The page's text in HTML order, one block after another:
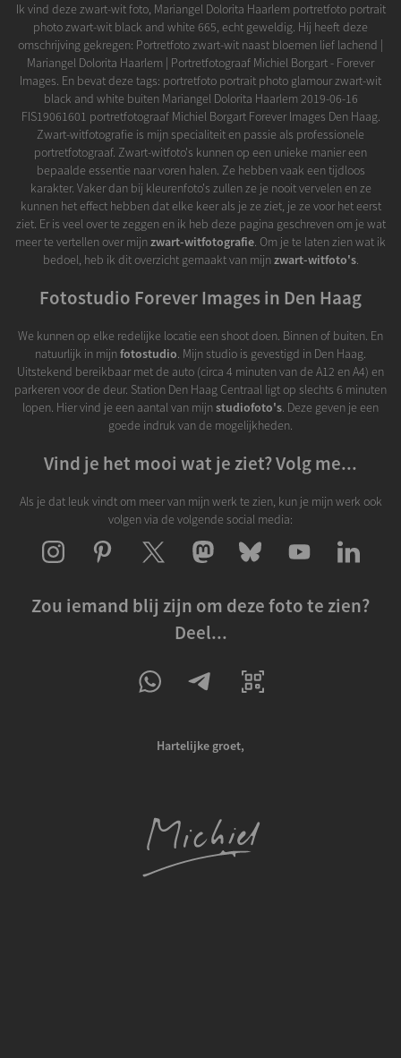
Ik vind deze zwart-wit foto, Mariangel Dolorita Haarlem portretfoto portrait
photo zwart-wit black and white 665, echt geweldig. Hij heeft deze
omschrijving gekregen: Portretfoto zwart-wit naast bloemen lief lachend |
Mariangel Dolorita Haarlem | Portretfotograaf Michiel Borgart - Forever
Images. En bevat deze tags: portretfoto portrait photo glamour zwart-wit
black and white buiten Mariangel Dolorita Haarlem 2019-06-16
FIS19061601 portretfotograaf Michiel Borgart Forever Images Den Haag.
Zwart-witfotografie is mijn specialiteit en passie als professionele
portretfotograaf. Zwart-witfoto's kunnen op een unieke manier een
bepaalde essentie naar voren halen. Ze hebben vaak een tijdloos
karakter. Vaker dan bij kleurenfoto's zullen ze je nooit vervelen en ze
kunnen het effect hebben dat elke keer als je ze ziet, je ze voor het eerst
ziet. Er is veel over te zeggen en ik heb deze pagina geschreven om je wat
meer te vertellen over mijnzwart-witfotografie. Om je te laten zien wat ik
bedoel, heb ik dit overzicht gemaakt van mijnzwart-witfoto's.
Fotostudio Forever Images in Den Haag
We kunnen op elke redelijke locatie een shoot doen. Binnen of buiten. En
natuurlijk in mijnfotostudio. Mijn studio is gevestigd in Den Haag.
Uitstekend bereikbaar met de auto (circa 4 minuten van de A12 en A4) en
parkeren voor de deur. Station Den Haag Centraal ligt op slechts 6 minuten
lopen. Hier vind je een aantal van mijnstudiofoto's. Deze geven je een
goede indruk van de mogelijkheden.
Vind je het mooi wat je ziet? Volg me...
Als je dat leuk vindt om meer van mijn werk te zien, kun je mijn werk ook
volgen via de volgende social media:
Zou iemand blij zijn om deze foto te zien?
Deel...
Hartelijke groet,